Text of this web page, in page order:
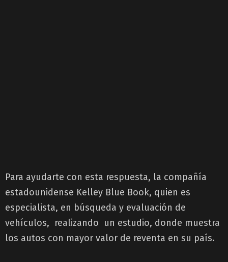
Para ayudarte con esta respuesta, la compañía
estadounidense Kelley Blue Book, quien es
especialista, en búsqueda y evaluación de
vehículos, realizando un estudio, donde muestra
los autos con mayor valor de reventa en su país.